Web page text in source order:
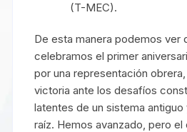
(T-MEC).
De esta manera podemos ver
celebramos el primer
por una representación
victoria ante los desafíos
latentes de un sistema
raíz. Hemos avanzado, pero el